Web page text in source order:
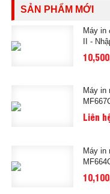
SẢN PHẨM MỚI
Máy in
II -
Máy in
Liên
Máy in